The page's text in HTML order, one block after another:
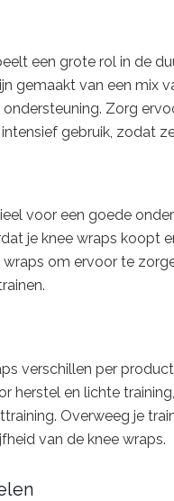
een grote rol in de
gemaakt van een mix
Zorg
gebruik, zodat
voor een goede
je knee wraps koopt
om ervoor te
verschillen per
herstel en lichte
Overweeg je
van de knee wraps.